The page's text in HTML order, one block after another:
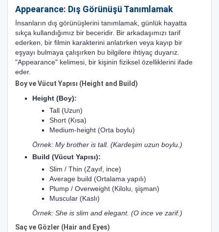
Appearance: Dış Görünüşü Tanımlamak
İnsanların dış görünüşlerini tanımlamak, günlük hayatta
sıkça kullandığımız bir beceridir. Bir arkadaşımızı tarif
ederken, bir filmin karakterini anlatırken veya kayıp bir
eşyayı bulmaya çalışırken bu bilgilere ihtiyaç duyarız.
"Appearance" kelimesi, bir kişinin fiziksel özelliklerini ifade
eder.
Boy ve Vücut Yapısı (Height and Build)
Height (Boy):
Tall (Uzun)
Short (Kısa)
Medium-height (Orta boylu)
Örnek: My brother is tall. (Kardeşim uzun boylu.)
Build (Vücut Yapısı):
Slim / Thin (Zayıf, ince)
Average build (Ortalama yapılı)
Plump / Overweight (Kilolu, şişman)
Muscular (Kaslı)
Örnek: She is slim and elegant. (O ince ve zarif.)
Saç ve Gözler (Hair and Eyes)